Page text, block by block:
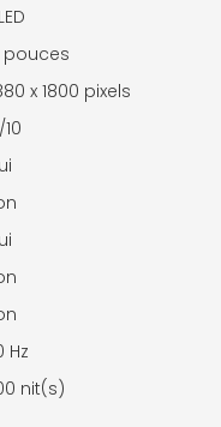
pouces
x 1800 pixels
Hz
nit(s)